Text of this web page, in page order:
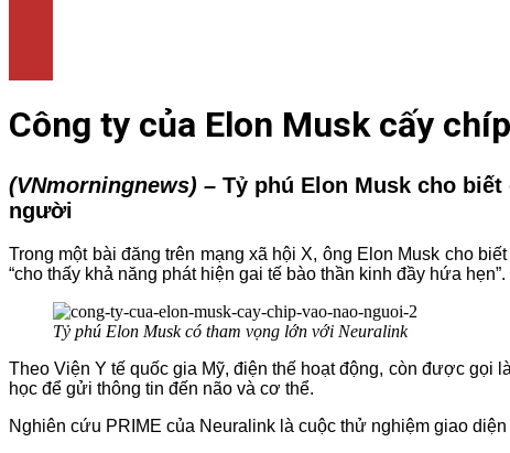
Công ty của Elon Musk cấy
(VNmorningnews) – Tỷ phú Elon Musk cho
người
Trong một bài đăng trên mạng xã hội X, ông Elon Musk cho
“cho thấy khả năng phát hiện gai tế bào thần kinh đầy hứa hẹn”.
Tỷ phú Elon Musk có tham vọng lớn với Neuralink
Theo Viện Y tế quốc gia Mỹ, điện thế hoạt động, còn được gọi
học để gửi thông tin đến não và cơ thể.
Nghiên cứu PRIME của Neuralink là cuộc thử nghiệm giao